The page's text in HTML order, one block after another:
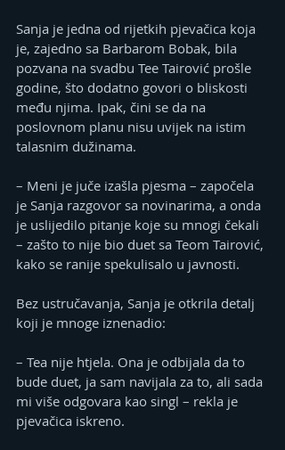
Sanja je jedna od rijetkih pjevačica koja
je, zajedno sa Barbarom Bobak, bila
pozvana na svadbu Tee Tairović prošle
godine, što dodatno govori o bliskosti
među njima. Ipak, čini se da na
poslovnom planu nisu uvijek na istim
talasnim dužinama.
– Meni je juče izašla pjesma – započela
je Sanja razgovor sa novinarima, a onda
je uslijedilo pitanje koje su mnogi čekali
– zašto to nije bio duet sa Teom Tairović,
kako se ranije spekulisalo u javnosti.
Bez ustručavanja, Sanja je otkrila detalj
koji je mnoge iznenadio:
– Tea nije htjela. Ona je odbijala da to
bude duet, ja sam navijala za to, ali sada
mi više odgovara kao singl – rekla je
pjevačica iskreno.